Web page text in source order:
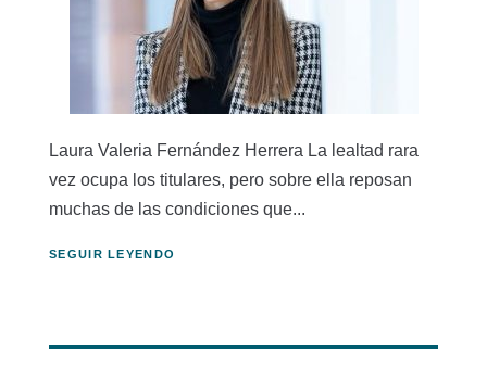
Laura Valeria Fernández Herrera La lealtad rara
vez ocupa los titulares, pero sobre ella reposan
muchas de las condiciones que...
SEGUIR LEYENDO